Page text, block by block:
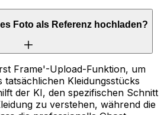
Foto als Referenz hochladen?
Frame'-Upload-Funktion, um
tatsächlichen Kleidungsstücks
der KI, den spezifischen Schnitt
zu verstehen, während die